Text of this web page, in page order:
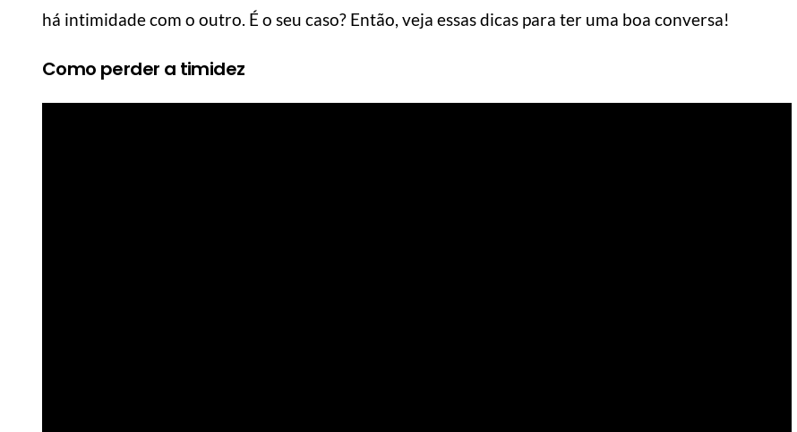
há intimidade com o outro. É o seu caso? Então, veja essas dicas para ter uma boa conversa!
Como perder a timidez